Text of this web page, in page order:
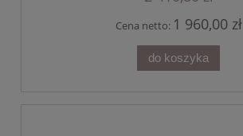
Cena netto: 1 960,00 zł
do koszyka